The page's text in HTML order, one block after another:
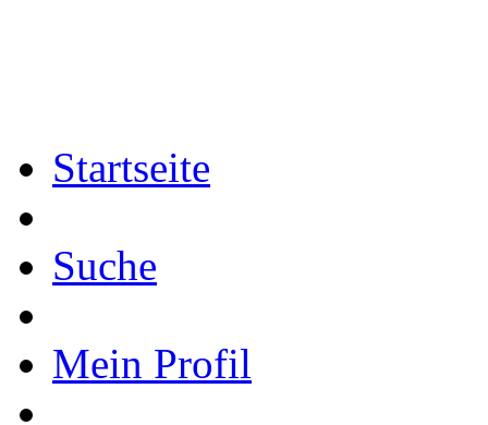
Startseite
Suche
Mein Profil